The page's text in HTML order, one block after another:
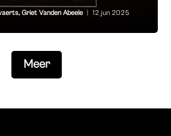
,Griet Vanden Abeele 12 jun 2025
Meer